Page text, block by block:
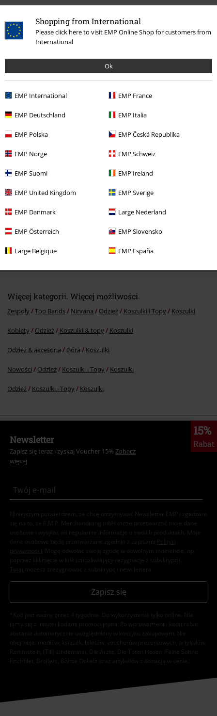
Shopping from International
Please click here to visit EMP Online Shop for customers from
International
Ok
EMP International EMP France
EMP Deutschland EMP Italia
EMP Polska EMP Česká Republika
EMP Norge EMP Schweiz
EMP Suomi EMP Ireland
EMP United Kingdom EMP Sverige
EMP Danmark Large Nederland
EMP Österreich EMP Slovensko
Large Belgique EMP España
Napisz opinię o: In Utero Dye
Napisz opinię
Ostatnia wizyta
Więcej kategorii. Więcej możliwości.
Zespoły Top Bands Nirvana Odzież Koszulki i Topy Koszulki
Kobiety Odzież Koszulki & topy Koszulki
Odzież & akcesoria Góra Koszulki
Nowości Odzież Koszulki i Topy Koszulki
Odzież Koszulki i Topy Koszulki
15%
Rabat
Newsletter
Zapisz się teraz i zyskaj Voucher 15% Zobacz
więcej
Niniejszym potwierdzam, że chcę otrzymywać Newsletter EMP i zgadzam
się na to, że E.M.P. Merchandising mbH może przetwarzać moje dane
osobowe i wysyłać mi regularnie informacje o swoich produktach. Moje
dane osobowe będą przetwarzane zgodnie z zapisami
Polityki
prywatności . Mogę odwołać swoją zgodę w dowolnym momencie, np.
poprzez kliknięcie w link umożliwiający rezygnację z subskrypcji.
Tutaj możesz zrezygnować z subskrypcji newslettera.
Zapisz się
*Kod jest ważny przez 4 tygodnie. Do wykorzystania tylko online. NIe
łączy się z innymi kodami promocyjnymi. Po wprowadzeniu kodu rabat
zostanie automatycznie uwzględniony w koszyku zakupowym. Nie
obejmuje: mediów, książek, biletów, voucherów prezentowych, artykułów:
Rammstein, (Till) Lindemann, Die Ärzte, Die Toten Hosen, Feine Sahne
Fischfilet, Broilers, Böhse Onkelz oraz artykułów z donacją w cenie.